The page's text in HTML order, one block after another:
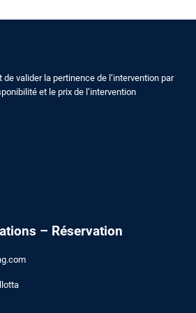
valider la pertinence de l’intervention par
et le prix de l’intervention
– Réservation